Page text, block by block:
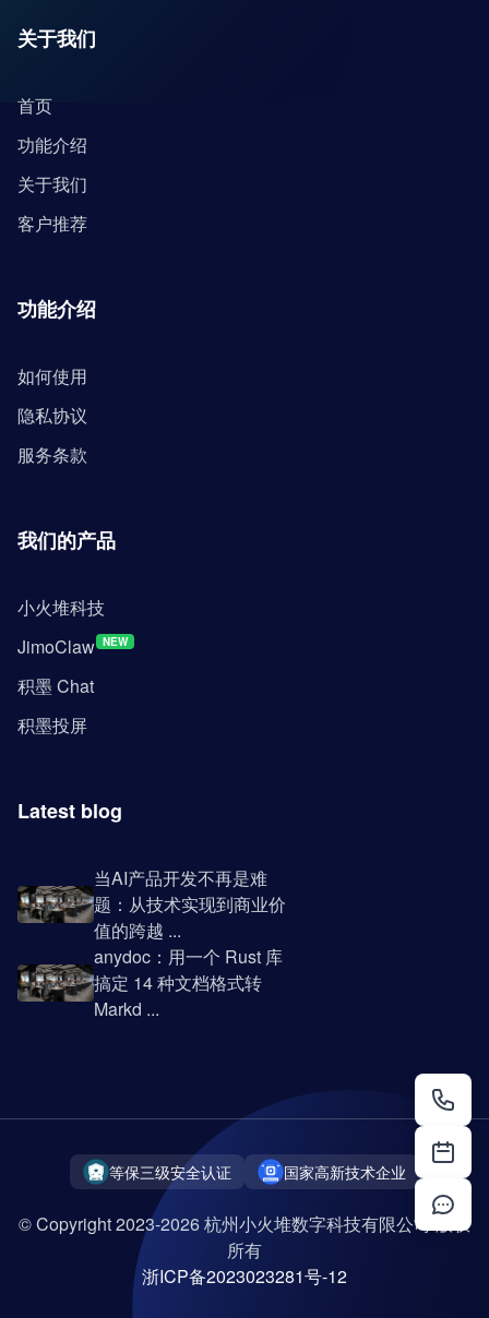
关于我们
首页
功能介绍
关于我们
客户推荐
功能介绍
如何使用
隐私协议
服务条款
我们的产品
小火堆科技
JimoClaw NEW
积墨 Chat
积墨投屏
Latest blog
当AI产品开发不再是难
题：从技术实现到商业价
值的跨越 ...
anydoc：用一个 Rust 库
搞定 14 种文档格式转
Markd ...
等保三级安全认证 国家高新技术企业
© Copyright 2023-2026 杭州小火堆数字科技有限公司 版权
所有
浙ICP备2023023281号-12